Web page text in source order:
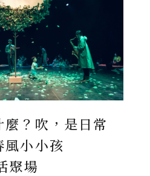
？吹，是日常
風小小孩
聚場